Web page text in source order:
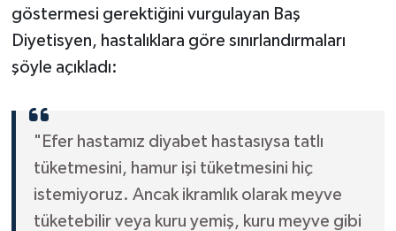
göstermesi gerektiğini vurgulayan Baş
Diyetisyen, hastalıklara göre sınırlandırmaları
şöyle açıkladı:
"Efer hastamız diyabet hastasıysa tatlı
tüketmesini, hamur işi tüketmesini hiç
istemiyoruz. Ancak ikramlık olarak meyve
tüketebilir veya kuru yemiş, kuru meyve gibi